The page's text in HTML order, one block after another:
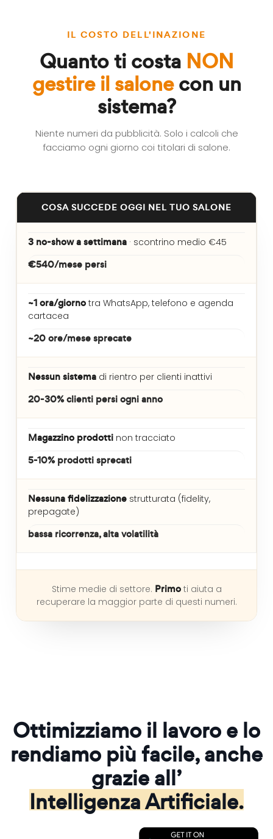
IL COSTO DELL'INAZIONE
Quanto ti costa NON
gestire il salonecon un
sistema?
Niente numeri da pubblicità. Solo i calcoli che
facciamo ogni giorno coi titolari di salone.
3 no-show a settimana · scontrino medio €45
€540/mese persi
~1 ora/giorno tra WhatsApp, telefono e agenda
cartacea
~20 ore/mese sprecate
Nessun sistema di rientro per clienti inattivi
20-30% clienti persi ogni anno
Magazzino prodotti non tracciato
5-10% prodotti sprecati
Nessuna fidelizzazione strutturata (fidelity,
prepagate)
bassa ricorrenza, alta volatilità
Stime medie di settore. Primoti aiuta a
recuperare la maggior parte di questi numeri.
Ottimizziamo il lavoro e lo
rendiamo più facile, anche
grazie all’
Intelligenza Artificiale.